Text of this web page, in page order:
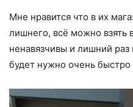
Мне нравится что в их
лишнего, всё можно взять
ненавязчивы и лишний раз
будет нужно очень быстро